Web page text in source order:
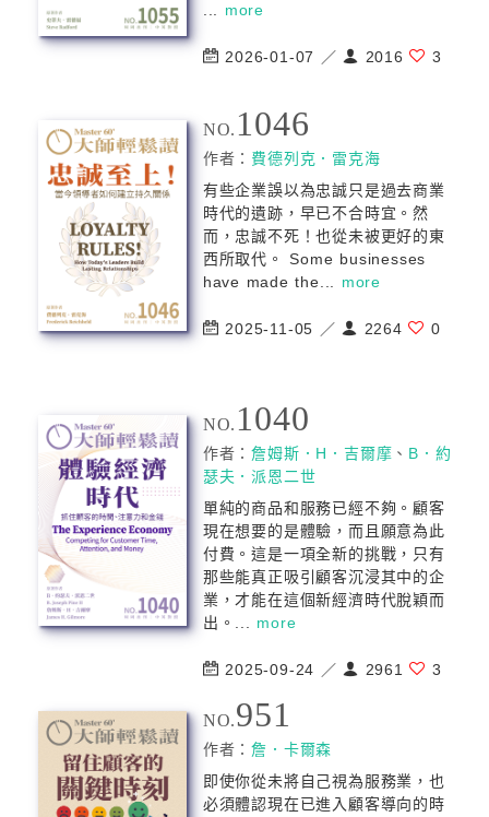
more
2026-01-07 ／ 2016 3
NO. 1046
作者： 費德列克．雷克海
有些企業誤以為忠誠只是過去商業
時代的遺跡，早已不合時宜。然
而，忠誠不死！也從未被更好的東
西所取代。 Some businesses
have made the... more
2025-11-05 ／ 2264 0
NO. 1040
作者：詹姆斯．H．吉爾摩 、 B．約
瑟夫．派恩二世
單純的商品和服務已經不夠。顧客
現在想要的是體驗，而且願意為此
付費。這是一項全新的挑戰，只有
那些能真正吸引顧客沉浸其中的企
業，才能在這個新經濟時代脫穎而
出。... more
2025-09-24 ／ 2961 3
NO.951
作者：詹．卡爾森
即使你從未將自己視為服務業，也
必須體認現在已進入顧客導向的時